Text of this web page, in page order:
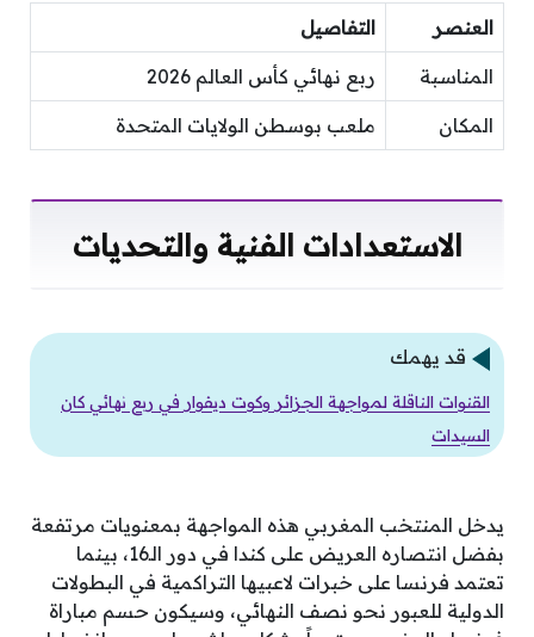
العنصر التفاصيل
المناسبة ربع نهائي كأس العالم 2026
المكان ملعب بوسطن الولايات المتحدة
الاستعدادات الفنية والتحديات
قد يهمك
القنوات الناقلة لمواجهة الجزائر وكوت ديفوار في ربع نهائي كان
السيدات
يدخل المنتخب المغربي هذه المواجهة بمعنويات مرتفعة
بفضل انتصاره العريض على كندا في دور الـ16، بينما
تعتمد فرنسا على خبرات لاعبيها التراكمية في البطولات
الدولية للعبور نحو نصف النهائي، وسيكون حسم مباراة